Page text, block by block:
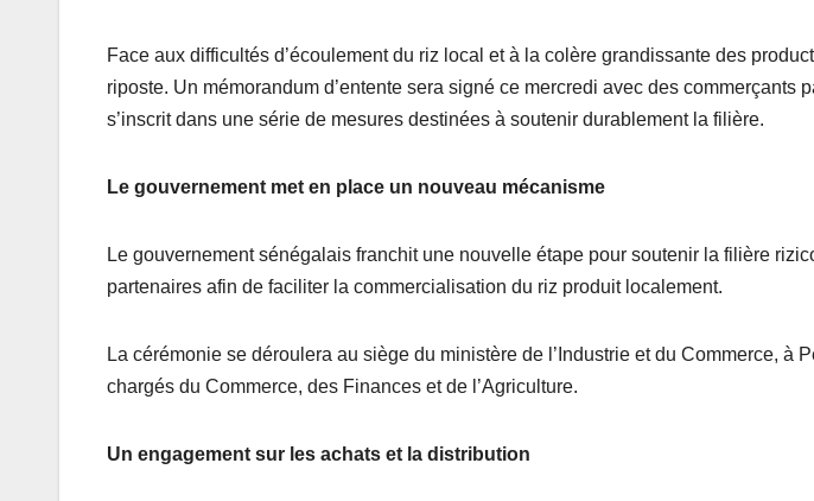
Face aux difficultés d’écoulement du riz local et à la colère grandissante des
riposte. Un mémorandum d’entente sera signé ce mercredi avec des
s’inscrit dans une série de mesures destinées à soutenir durablement la filière.
Le gouvernement met en place un nouveau mécanisme
Le gouvernement sénégalais franchit une nouvelle étape pour soutenir la filière
partenaires afin de faciliter la commercialisation du riz produit localement.
La cérémonie se déroulera au siège du ministère de l’Industrie et du Commerce,
chargés du Commerce, des Finances et de l’Agriculture.
Un engagement sur les achats et la distribution